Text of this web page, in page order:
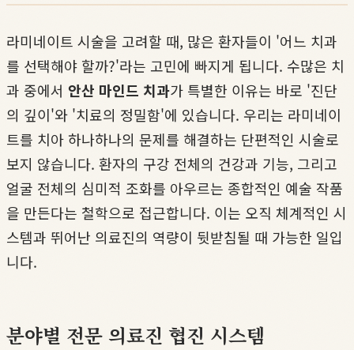
라미네이트 시술을 고려할 때, 많은 환자들이 '어느 치과
를 선택해야 할까?'라는 고민에 빠지게 됩니다. 수많은 치
과 중에서 안산 마인드 치과가 특별한 이유는 바로 '진단
의 깊이'와 '치료의 정밀함'에 있습니다. 우리는 라미네이
트를 치아 하나하나의 문제를 해결하는 단편적인 시술로
보지 않습니다. 환자의 구강 전체의 건강과 기능, 그리고
얼굴 전체의 심미적 조화를 아우르는 종합적인 예술 작품
을 만든다는 철학으로 접근합니다. 이는 오직 체계적인 시
스템과 뛰어난 의료진의 역량이 뒷받침될 때 가능한 일입
니다.
분야별 전문 의료진 협진 시스템